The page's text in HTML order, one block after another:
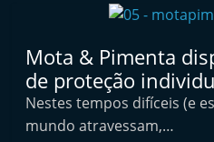
e
n
d
e
Mota & Pimenta
de proteção
Nestes tempos difíceis (e
mundo atravessam,…